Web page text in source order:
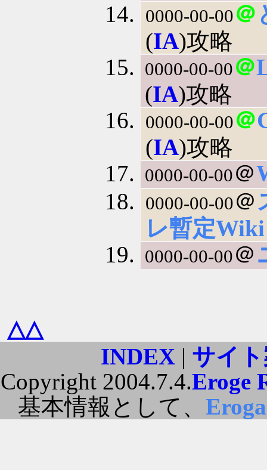
0000-00-00＠
(IA)攻略
0000-00-00＠
(IA)攻略
0000-00-00＠
(IA)攻略
0000-00-00＠
0000-00-00＠
レ暫定
0000-00-00＠
△△
INDEX| サイ
Copyright 2004.7.4.Eroge
基本情報として、